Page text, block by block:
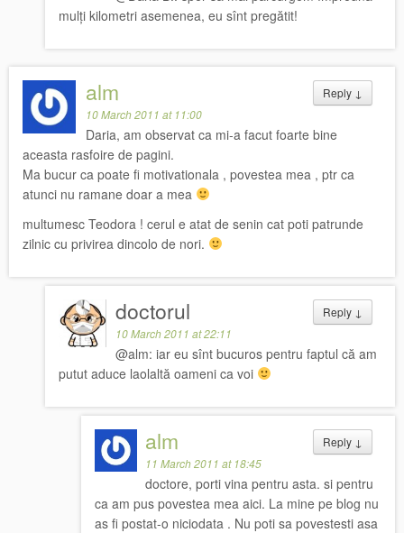
mulți kilometri asemenea, eu sînt pregătit!
Reply ↓
alm
10 March 2011 at 11:00
Daria, am observat ca mi-a facut foarte bine
aceasta rasfoire de pagini.
Ma bucur ca poate fi motivationala , povestea mea , ptr ca
atunci nu ramane doar a mea
multumesc Teodora ! cerul e atat de senin cat poti patrunde
zilnic cu privirea dincolo de nori.
Reply ↓
doctorul
10 March 2011 at 22:11
@alm: iar eu sînt bucuros pentru faptul că am
putut aduce laolaltă oameni ca voi
Reply ↓
alm
11 March 2011 at 18:45
doctore, porti vina pentru asta. si pentru
ca am pus povestea mea aici. La mine pe blog nu
as fi postat-o niciodata . Nu poti sa povestesti asa